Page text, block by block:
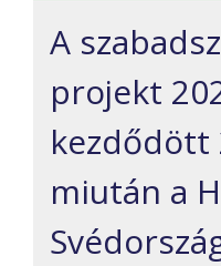
A
projekt
kezdődött
miután a